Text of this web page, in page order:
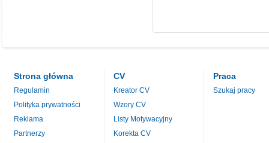
Strona główna
Regulamin
Polityka prywatności
Reklama
Partnerzy
CV
Kreator CV
Wzory CV
Listy Motywacyjny
Korekta CV
Praca
Szukaj pracy